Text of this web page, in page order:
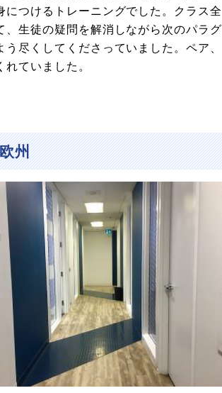
つけるトレーニングでした。クラス全
生徒の疑問を解消しながら次のパラグ
尽くしてくださっていました。ペア、
ていました。
州